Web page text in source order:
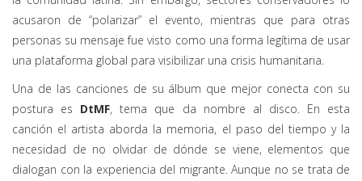
acusaron de “polarizar” el evento, mientras que para otras
personas su mensaje fue visto como una forma legítima de usar
una plataforma global para visibilizar una crisis humanitaria.
Una de las canciones de su álbum que mejor conecta con su
postura es DtMF, tema que da nombre al disco. En esta
canción el artista aborda la memoria, el paso del tiempo y la
necesidad de no olvidar de dónde se viene, elementos que
dialogan con la experiencia del migrante. Aunque no se trata de